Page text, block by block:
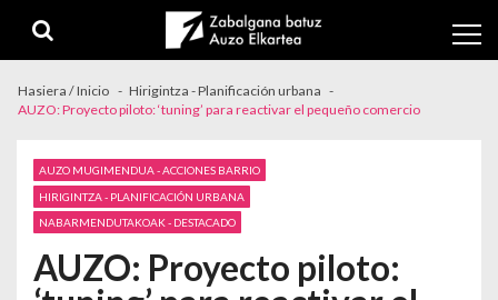
Hasiera / Inicio
Hirigintza - Planificación urbana
AUZO: Proyecto piloto: ‘tuning’ para reactivar el pequeño comercio
AUZO MUGIMENDUA - ACCIONES BARRIO
HIRIGINTZA - PLANIFICACIÓN URBANA
NABARMENDUTAKOAK - DESTACADO
AUZO: Proyecto piloto: